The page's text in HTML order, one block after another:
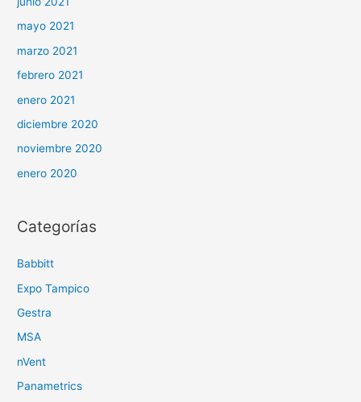
mayo 2021
marzo 2021
febrero 2021
enero 2021
diciembre 2020
noviembre 2020
enero 2020
Categorías
Babbitt
Expo Tampico
Gestra
MSA
nVent
Panametrics